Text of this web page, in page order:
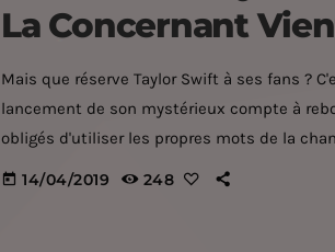
La Concernant
Mais que réserve Taylor Swift à ses fans ?
lancement de son mystérieux compte à
obligés d'utiliser les propres mots de la
samedi 13 avril, Taylor Swift qui pourrait
today 14/04/2019 248